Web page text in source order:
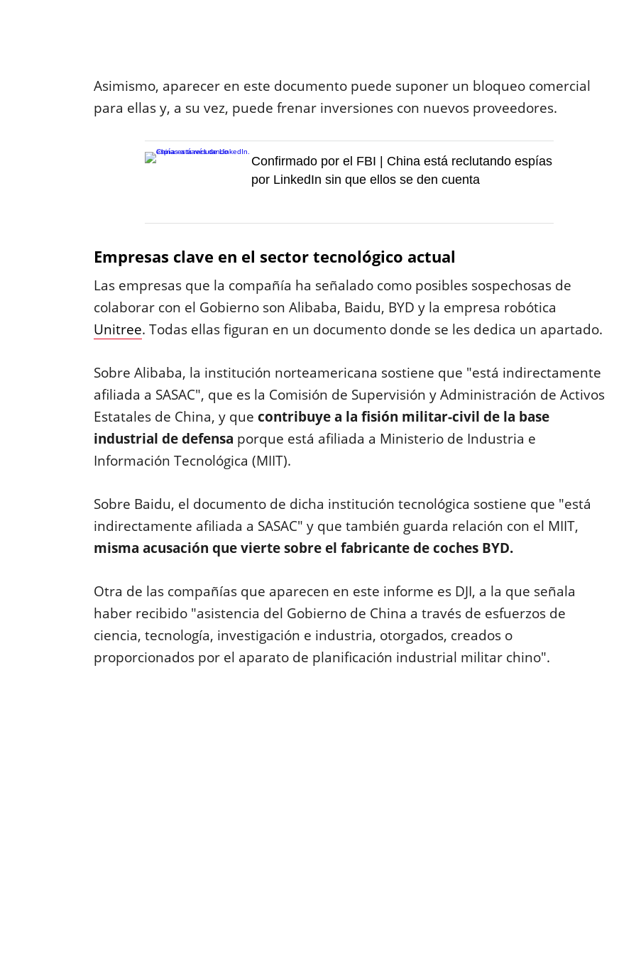
Asimismo, aparecer en este documento puede suponer un bloqueo comercial
para ellas y, a su vez, puede frenar inversiones con nuevos proveedores.
Confirmado por el FBI | China está reclutando espías
por LinkedIn sin que ellos se den cuenta
Empresas clave en el sector tecnológico actual
Las empresas que la compañía ha señalado como posibles sospechosas de
colaborar con el Gobierno son Alibaba, Baidu, BYD y la empresa robótica
Unitree. Todas ellas figuran en un documento donde se les dedica un apartado.
Sobre Alibaba, la institución norteamericana sostiene que "está indirectamente
afiliada a SASAC", que es la Comisión de Supervisión y Administración de Activos
Estatales de China, y que contribuye a la fisión militar-civil de la base
industrial de defensa porque está afiliada a Ministerio de Industria e
Información Tecnológica (MIIT).
Sobre Baidu, el documento de dicha institución tecnológica sostiene que "está
indirectamente afiliada a SASAC" y que también guarda relación con el MIIT,
misma acusación que vierte sobre el fabricante de coches BYD.
Otra de las compañías que aparecen en este informe es DJI, a la que señala
haber recibido "asistencia del Gobierno de China a través de esfuerzos de
ciencia, tecnología, investigación e industria, otorgados, creados o
proporcionados por el aparato de planificación industrial militar chino".